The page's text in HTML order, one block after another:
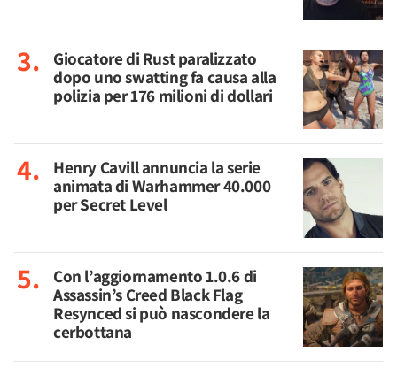
Giocatore di Rust paralizzato
dopo uno swatting fa causa alla
polizia per 176 milioni di dollari
Henry Cavill annuncia la serie
animata di Warhammer 40.000
per Secret Level
Con l’aggiornamento 1.0.6 di
Assassin’s Creed Black Flag
Resynced si può nascondere la
cerbottana